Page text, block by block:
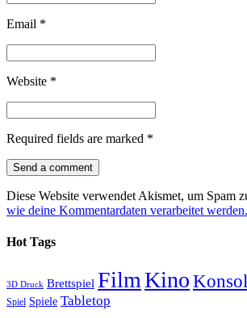
Email *
Website *
Required fields are marked *
Diese Website verwendet Akismet, um Spam
wie deine Kommentardaten verarbeitet werden.
Hot Tags
3D Druck Brettspiel FilmKino
Spiel Spiele Tabletop